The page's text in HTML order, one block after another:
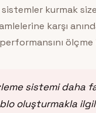
kurmak
karşı
performansını
sistemi daha
oluşturmakla